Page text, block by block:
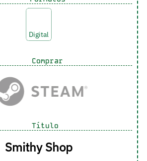
Digital
Comprar
Título
Smithy Shop